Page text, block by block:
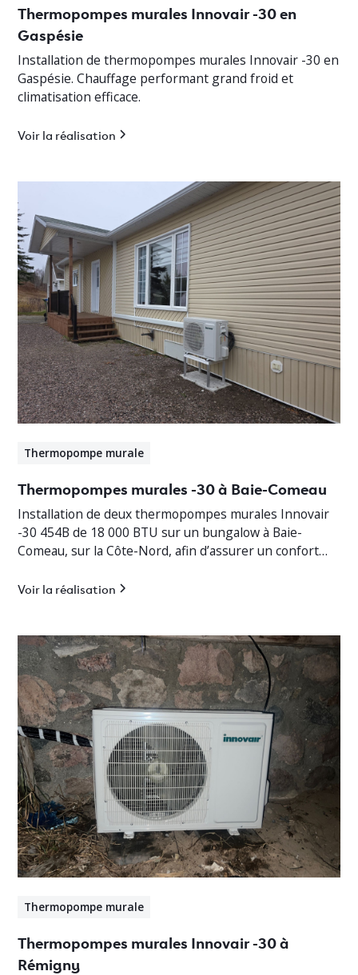
Thermopompes murales Innovair -30 en
Gaspésie
Installation de thermopompes murales Innovair -30 en
Gaspésie. Chauffage performant grand froid et
climatisation efficace.
Voir la réalisation
Thermopompe murale
Thermopompes murales -30 à Baie-Comeau
Installation de deux thermopompes murales Innovair
-30 454B de 18 000 BTU sur un bungalow à Baie-
Comeau, sur la Côte-Nord, afin d’assurer un confort
Voir la réalisation
Thermopompe murale
Thermopompes murales Innovair -30 à
Rémigny